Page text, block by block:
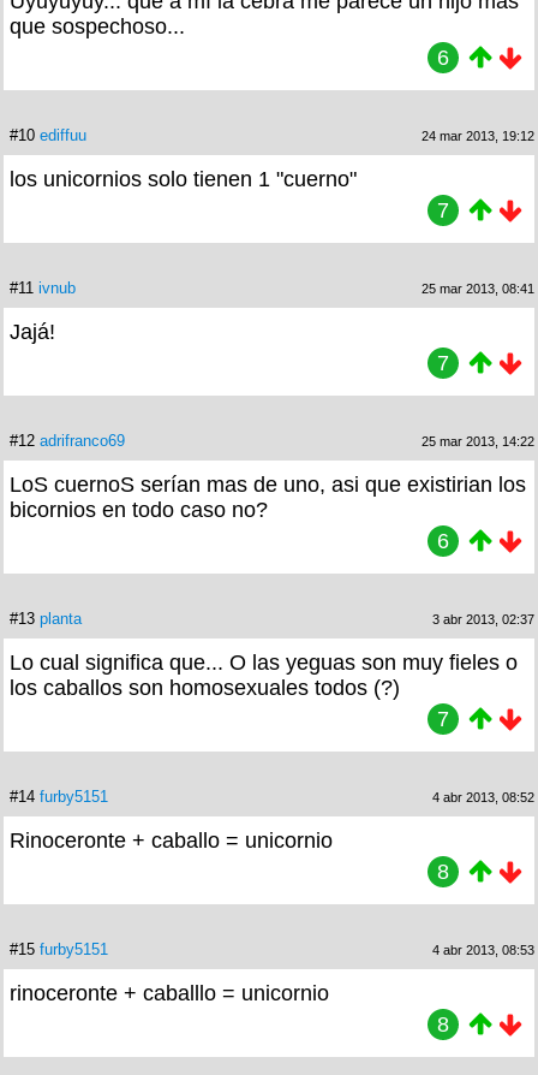
que sospechoso...
6
#10 ediffuu 24 mar 2013, 19:12
los unicornios solo tienen 1 "cuerno"
7
#11 ivnub 25 mar 2013, 08:41
Jajá!
7
#12 adrifranco69 25 mar 2013, 14:22
LoS cuernoS serían mas de uno, asi que existirian los
bicornios en todo caso no?
6
#13 planta 3 abr 2013, 02:37
Lo cual significa que... O las yeguas son muy fieles o
los caballos son homosexuales todos (?)
7
#14 furby5151 4 abr 2013, 08:52
Rinoceronte + caballo = unicornio
8
#15 furby5151 4 abr 2013, 08:53
rinoceronte + caballlo = unicornio
8